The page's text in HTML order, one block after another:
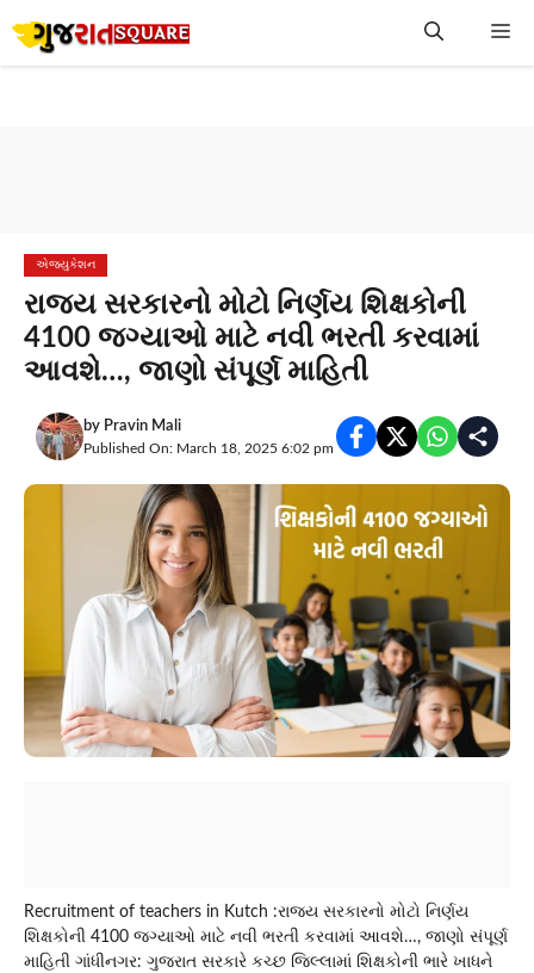
to
એજ્યુકેશન
રાજ્ય સરકારનો મોટો નિર્ણય શિક્ષકોની
4100 જગ્યાઓ માટે નવી ભરતી કરવામાં
આવશે…, જાણો સંપૂર્ણ માહિતી
by Pravin Mali
Published On: March 18, 2025 6:02 pm
Recruitment of teachers in Kutch :રાજ્ય સરકારનો મોટો નિર્ણય
શિક્ષકોની 4100 જગ્યાઓ માટે નવી ભરતી કરવામાં આવશે…, જાણો સંપૂર્ણ
માહિતી ગાંધીનગર: ગુજરાત સરકારે કચ્છ જિલ્લામાં શિક્ષકોની ભારે ખાધને